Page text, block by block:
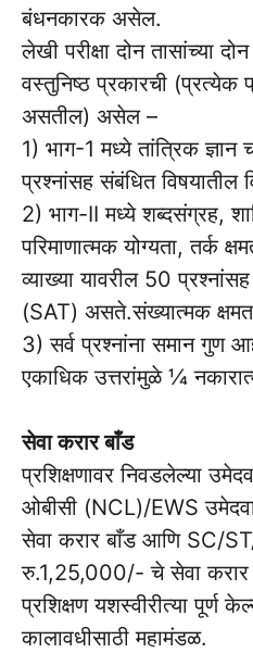
बंधनकारक असेल.
लेखी परीक्षा दोन तासांच्या
वस्तुनिष्ठ प्रकारची (प्रत्येक
असतील) असेल –
1) भाग-1 मध्ये तांत्रिक
प्रश्नांसह संबंधित विषयातील
2) भाग-II मध्ये शब्दसंग्रह,
परिमाणात्मक योग्यता, तर्क
व्याख्या यावरील 50 प्रश्नांसह
(SAT) असते.संख्यात्मक
3) सर्व प्रश्नांना समान गुण
एकाधिक उत्तरांमुळे 1⁄4
सेवा करार बाँड
प्रशिक्षणावर निवडलेल्या
ओबीसी (NCL)/EWS
सेवा करार बाँड आणि SC/
रु.1,25,000/- चे सेवा
प्रशिक्षण यशस्वीरीत्या पूर्ण
कालावधीसाठी महामंडळ.